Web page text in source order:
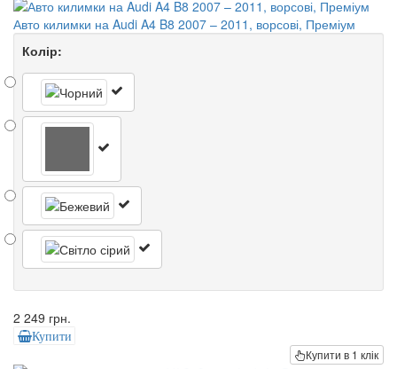
Авто килимки на Audi A4 B8 2007 – 2011, ворсові, Преміум
Колір:
2 249 грн.
Купити
Купити в 1 клік